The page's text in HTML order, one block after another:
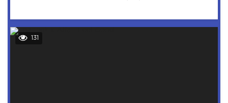
131